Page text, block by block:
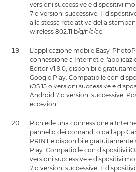
versioni successive e dispositivi
7 o versioni successive. Il
alla stessa rete attiva della
wireless 802.11 b/g/n/a/ac.
L'applicazione mobile Easy-
connessione a Internet e
Editor v1.9.0, disponibile
Google Play. Compatibile con
iOS 15 o versioni successive e
Android 7 o versioni successive.
eccezioni.
Richiede una connessione a
pannello dei comandi o dall'app
PRINT è disponibile gratuitamente
Play. Compatibile con dispositivi
versioni successive e dispositivi
7 o versioni successive. Il